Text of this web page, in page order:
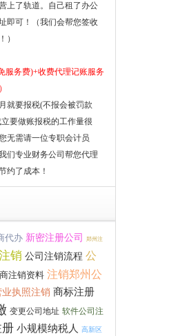
上了轨道。自己租了办公
即可！（我们会帮您签收
）
服务费)+收费代理记账服务
就要报税(不报会被罚款
要做账报税的工作量很
无需请一位专职会计员
们专业财务公司帮您代理
约了成本！
代办 新密注册公司 郑州注
销 公司注销流程 公
注销资料 注销郑州公
业执照注销 商标注册
变更公司地址 软件公司注
小规模纳税人 高新区